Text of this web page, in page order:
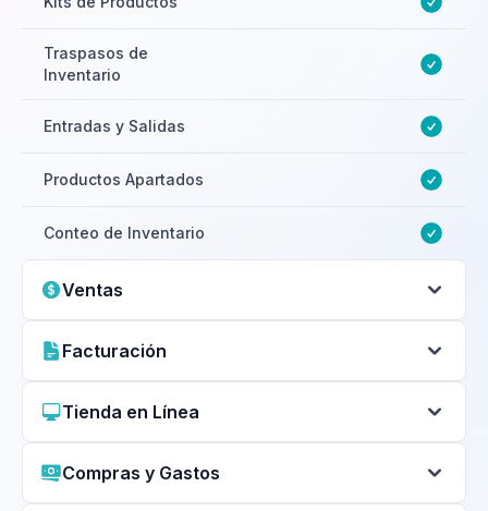
Traspasos de
Inventario
Entradas y Salidas
Productos Apartados
Conteo de Inventario
Ventas
Facturación
Tienda en Línea
Compras y Gastos